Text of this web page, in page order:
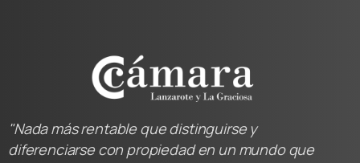
"Nada más rentable que distinguirse y
diferenciarse con propiedad en un mundo que